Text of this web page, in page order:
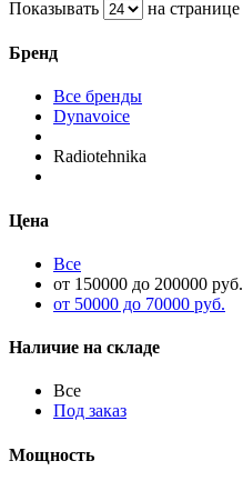
Показывать на странице
Бренд
Все бренды
Dynavoice
Radiotehnika
Цена
Все
от 150000 до 200000 руб.
от 50000 до 70000 руб.
Наличие на складе
Все
Под заказ
Мощность